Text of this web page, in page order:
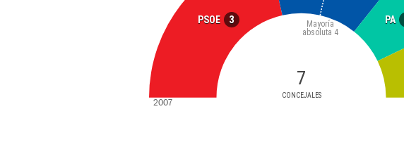
PSOE 3 PA
7
CONCEJALES
Mayoría
absoluta 4
2007